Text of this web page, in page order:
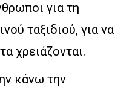
για τη
ταξιδιού, για να
χρειάζονται.
κάνω την